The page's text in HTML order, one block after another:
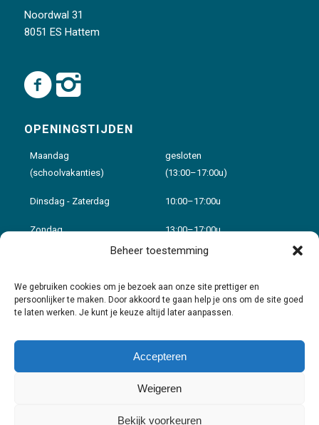
Beheer toestemming
We gebruiken cookies om je bezoek aan onze site prettiger en
persoonlijker te maken. Door akkoord te gaan help je ons om de site goed
te laten werken. Je kunt je keuze altijd later aanpassen.
Accepteren
Weigeren
Bekijk voorkeuren
Noordwal 31
8051 ES Hattem
OPENINGSTIJDEN
Maandag
(schoolvakanties)
gesloten
(13:00–17:00u)
Dinsdag - Zaterdag 10:00–17:00u
Zondag 13:00–17:00u
Openingstijden
1984 – 2026 © Anton Pieck Museum